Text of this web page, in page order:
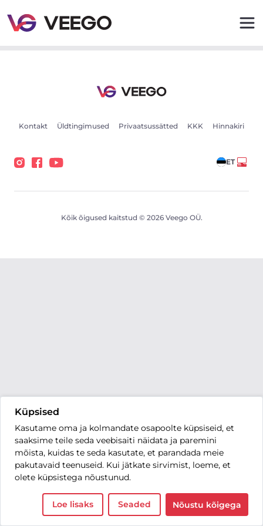
Küpsised
Kasutame oma ja kolmandate osapoolte küpsiseid, et
saaksime teile seda veebisaiti näidata ja paremini
mõista, kuidas te seda kasutate, et parandada meie
pakutavaid teenuseid. Kui jätkate sirvimist, loeme, et
olete küpsistega nõustunud.
Loe lisaks Seaded Nõustu kõigega
Kontakt Üldtingimused Privaatsussätted KKK Hinnakiri
ET
Kõik õigused kaitstud © 2026 Veego OÜ.